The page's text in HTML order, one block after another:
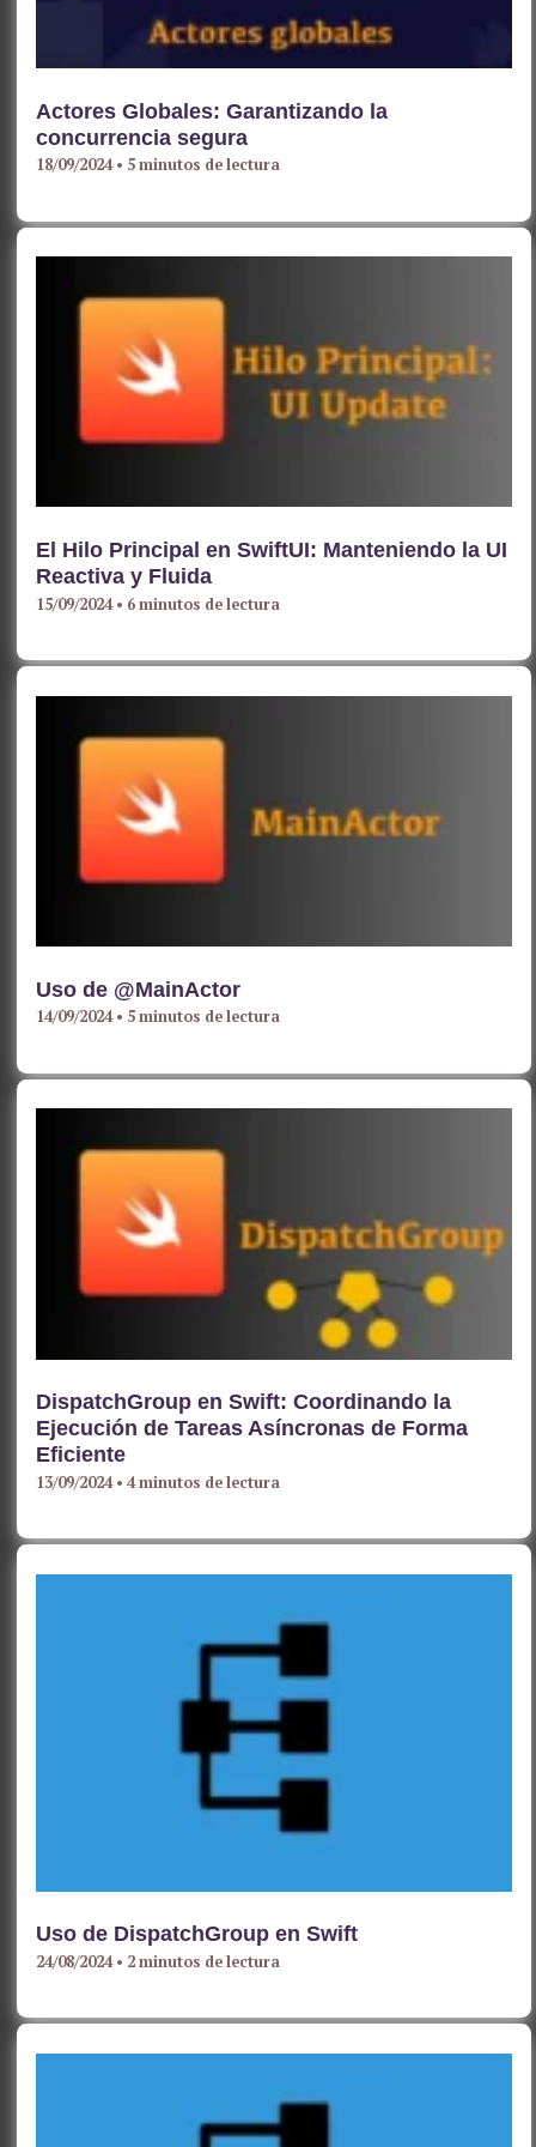
Actores Globales: Garantizando la
concurrencia segura
18/09/2024• 5 minutos de lectura
El Hilo Principal en SwiftUI: Manteniendo la UI
Reactiva y Fluida
15/09/2024• 6 minutos de lectura
Uso de @MainActor
14/09/2024• 5 minutos de lectura
DispatchGroup en Swift: Coordinando la
Ejecución de Tareas Asíncronas de Forma
Eficiente
13/09/2024•4 minutos de lectura
Uso de DispatchGroup en Swift
24/08/2024• 2 minutos de lectura